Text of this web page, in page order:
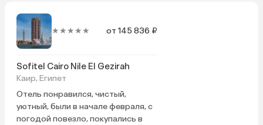
★★★★★ от 145 836 ₽
Sofitel Cairo Nile El Gezirah
Каир, Египет
Отель понравился, чистый,
уютный, были в начале февраля, с
погодой повезло, покупались в